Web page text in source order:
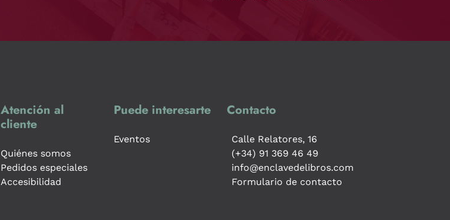
Atención al
cliente
Quiénes somos
Pedidos especiales
Accesibilidad
Puede interesarte
Eventos
Contacto
Calle Relatores, 16
(+34) 91 369 46 49
info@enclavedelibros.com
Formulario de contacto